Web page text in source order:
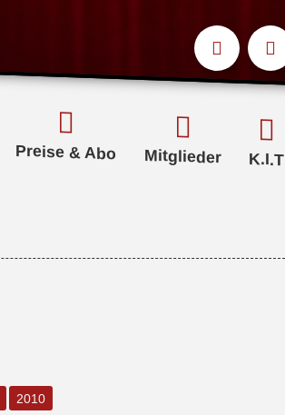
Preise & Abo Mitglieder K.I.T
2010